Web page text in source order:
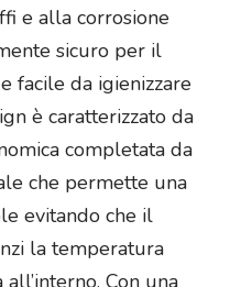
e alla corrosione
sicuro per il
facile da igienizzare
è caratterizzato da
completata da
che permette una
evitando che il
la temperatura
Con una